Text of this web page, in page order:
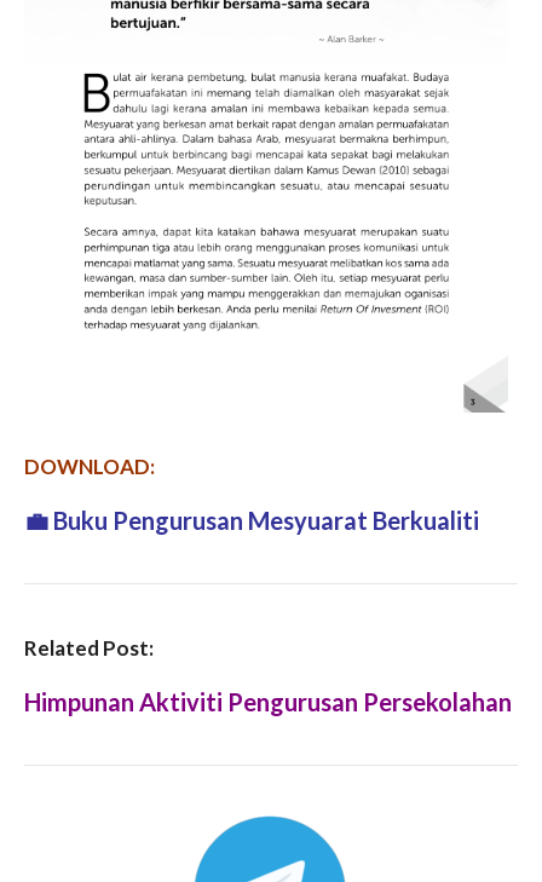
DOWNLOAD:
💼 Buku Pengurusan Mesyuarat Berkualiti
Related Post:
Himpunan Aktiviti Pengurusan Persekolahan